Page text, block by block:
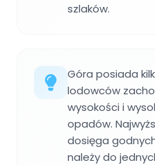
szlaków.
Góra posiada
lodowców
wysokości i
opadów.
dosięga
należy do